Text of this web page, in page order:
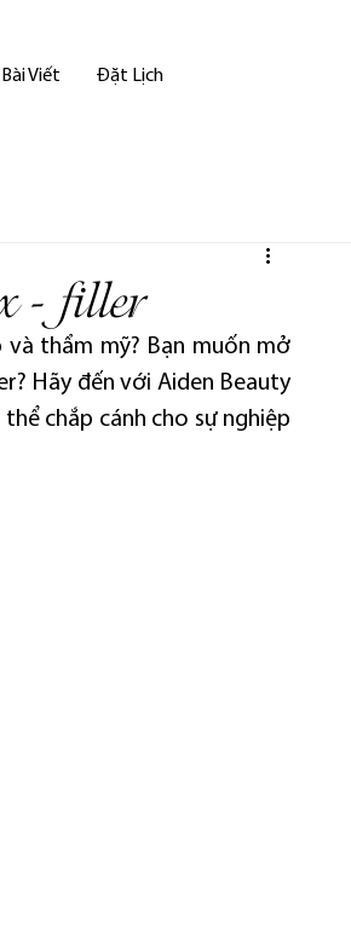
Bài Viết Đặt Lịch
- filler
thẩm mỹ? Bạn muốn mở
Hãy đến với Aiden Beauty
chắp cánh cho sự nghiệp